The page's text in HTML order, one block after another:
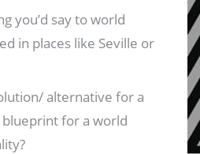
you’d say to world
in places like Seville or
alternative for a
for a world